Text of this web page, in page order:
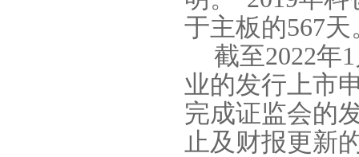
于主板的567天
截至2022年1
业的发行上市
完成证监会的
止及财报更新